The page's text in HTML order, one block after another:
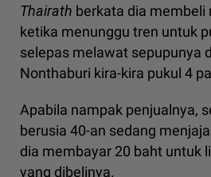
Thairath berkata dia membeli
ketika menunggu tren untuk
selepas melawat sepupunya
Nonthaburi kira-kira pukul 4
Apabila nampak penjualnya,
berusia 40-an sedang
dia membayar 20 baht untuk
yang dibelinya.